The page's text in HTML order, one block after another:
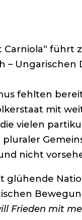
–
fehlten
mit
vielen
nicht
Frieden mit